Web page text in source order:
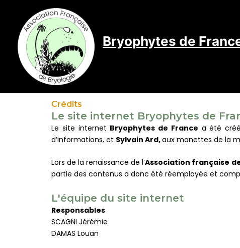
contenu
Bryophytes de
Crédits
Le site internet Bryophytes de
Le site internet Bryophytes de France a été
d’informations, et Sylvain Ard,aux manettes de la
Lors de la renaissance de l’Association française
partie des contenus a donc été réemployée et
L'équipe du site internet
Responsables
SCAGNI Jérémie
DAMAS Louan